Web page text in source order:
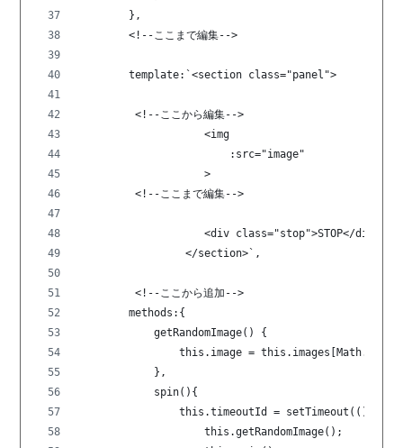
        },
        <!--ここまで編集-->
        template:`<section class="panel">
         <!--ここから編集-->
                    <img
                        :src="image"
                    >
         <!--ここまで編集-->
                    <div class="stop">STOP</div>
                 </section>`,
         <!--ここから追加-->
        methods:{
            getRandomImage() {
this.image =
            },
            spin(){
                this.timeoutId = setTimeout(()=>{
                    this.getRandomImage();